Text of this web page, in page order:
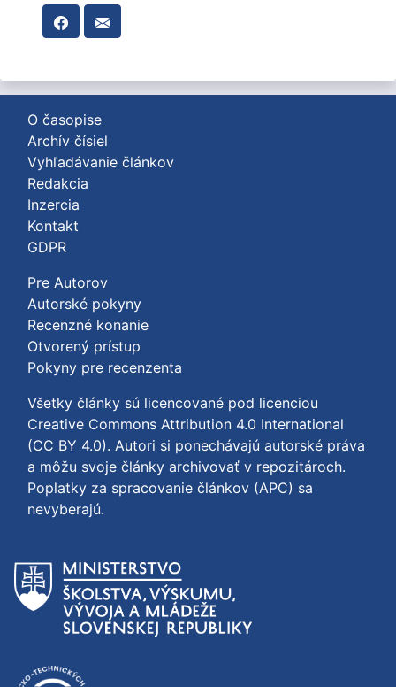
O časopise
Archív čísiel
Vyhľadávanie článkov
Redakcia
Inzercia
Kontakt
GDPR
Pre Autorov
Autorské pokyny
Recenzné konanie
Otvorený prístup
Pokyny pre recenzenta
Všetky články sú licencované pod licenciou
Creative Commons Attribution 4.0 International
(CC BY 4.0). Autori si ponechávajú autorské práva
a môžu svoje články archivovať v repozitároch.
Poplatky za spracovanie článkov (APC) sa
nevyberajú.